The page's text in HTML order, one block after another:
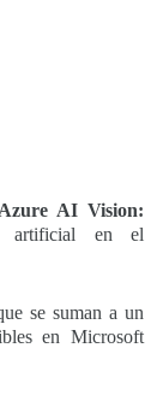
AI Vision:
artificial en el
se suman a un
en Microsoft